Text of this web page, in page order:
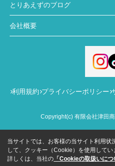
とりあえずのブログ
会社概要
利用規約 プライバシーポリシー
Copyright(c) 有限会社津田
当サイトでは、お客様の当サイト利用状
して、クッキー（Cookie）を使用してい
詳しくは、当社の 「Cookieの取扱いにつ